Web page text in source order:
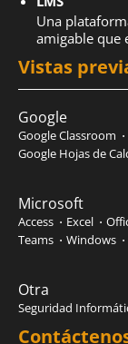
Una
amigable que
Vistas
Google
Google Classroom
Google Hojas de
Microsoft
Access Excel
Teams
Windows
Otra
Seguridad